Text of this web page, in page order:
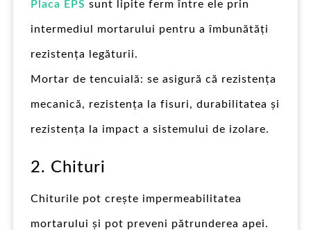
Placa EPS sunt lipite ferm între ele prin
intermediul mortarului pentru a îmbunătăți
rezistența legăturii.
Mortar de tencuială: se asigură că rezistența
mecanică, rezistența la fisuri, durabilitatea și
rezistența la impact a sistemului de izolare.
2. Chituri
Chiturile pot crește impermeabilitatea
mortarului și pot preveni pătrunderea apei.